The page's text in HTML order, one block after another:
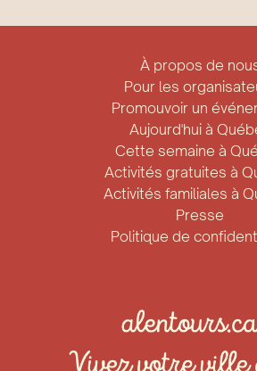
À propos de
Pour les
Promouvoir un
Aujourd'hui à
Cette semaine à
Activités gratuites à
Activités familiales à
Presse
Politique de